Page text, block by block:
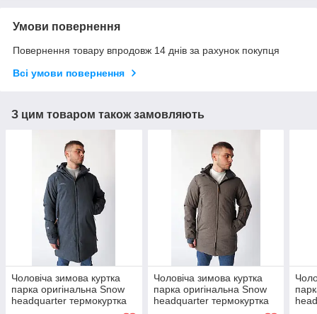
Умови повернення
Повернення товару впродовж 14 днів за рахунок покупця
Всі умови повернення
З цим товаром також замовляють
Чоловіча зимова куртка
парка оригінальна Snow
headquarter термокуртка
Чоловіча зимова куртка
парка оригінальна Snow
headquarter термокуртка